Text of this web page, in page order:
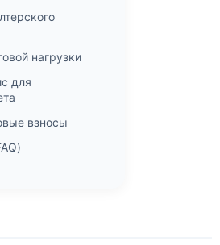
нагрузки
для
взносы